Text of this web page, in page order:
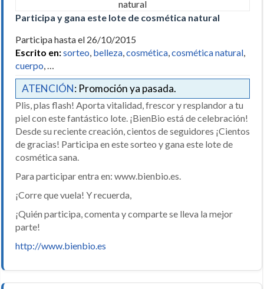
Participa y gana este lote de cosmética natural
Participa hasta el 26/10/2015
Escrito en:sorteo, belleza,cosmética,cosmética natural,
cuerpo, …
ATENCIÓN: Promoción ya pasada.
Plis, plas flash! Aporta vitalidad, frescor y resplandor a tu
piel con este fantástico lote. ¡BienBio está de celebración!
Desde su reciente creación, cientos de seguidores ¡Cientos
de gracias! Participa en este sorteo y gana este lote de
cosmética sana.
Para participar entra en: www.bienbio.es.
¡Corre que vuela! Y recuerda,
¡Quién participa, comenta y comparte se lleva la mejor
parte!
http://www.bienbio.es